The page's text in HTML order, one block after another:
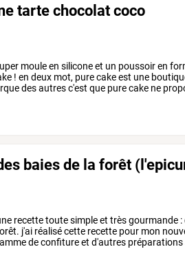
tarte chocolat coco
mouleen siliconeet un poussoiren
! en deux mot, purecakeest une
desautresc'est que purecake ne
baies de la forêt
recettetoutesimpleet trèsgourmande :
j'ai réalisécette recette pour mon
deconfitureet d'autres préparations